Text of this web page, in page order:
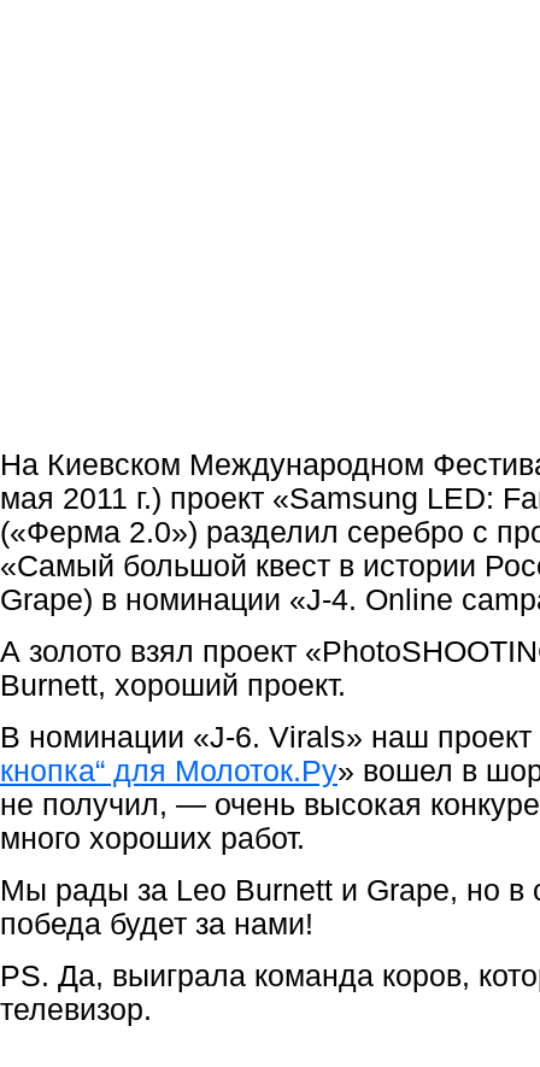
На Киевском Международном
мая 2011 г.) проект «Samsung LED:
(«Ферма 2.0») разделил серебро с
«Самый большой квест в истории
Grape) в номинации «J-4. Online
А золото взял проект
Burnett, хороший проект.
В номинации «J-6. Virals» наш проект
кнопка“ для Молоток.Ру» вошел в
не получил, — очень высокая
много хороших работ.
Мы рады за Leo Burnett и Grape, но в
победа будет за нами!
PS. Да, выиграла команда коров,
телевизор.